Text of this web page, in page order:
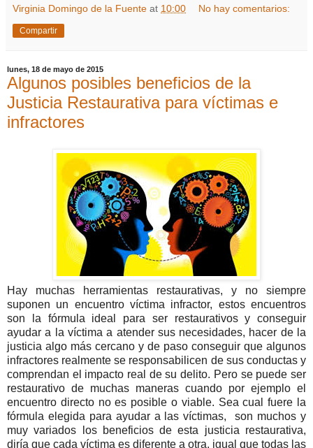
Virginia Domingo de la Fuente at 10:00 No hay comentarios:
Compartir
lunes, 18 de mayo de 2015
Algunos posibles beneficios de la
Justicia Restaurativa para víctimas e
infractores
Hay muchas herramientas restaurativas, y no siempre
suponen un encuentro víctima infractor, estos encuentros
son la fórmula ideal para ser restaurativos y conseguir
ayudar a la víctima a atender sus necesidades, hacer de la
justicia algo más cercano y de paso conseguir que algunos
infractores realmente se responsabilicen de sus conductas y
comprendan el impacto real de su delito. Pero se puede ser
restaurativo de muchas maneras cuando por ejemplo el
encuentro directo no es posible o viable. Sea cual fuere la
fórmula elegida para ayudar a las víctimas, son muchos y
muy variados los beneficios de esta justicia restaurativa,
diría que cada víctima es diferente a otra, igual que todas las